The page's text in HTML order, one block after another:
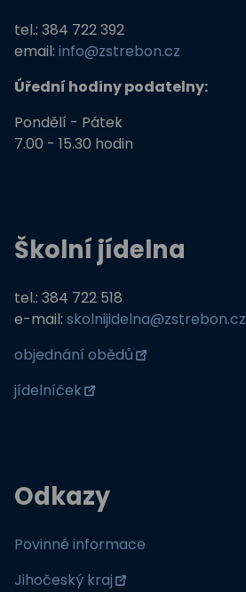
tel.: 384 722 392
email: info@zstrebon.cz
Úřední hodiny podatelny:
Pondělí - Pátek
7.00 - 15.30 hodin
Školní jídelna
tel.: 384 722 518
e-mail: skolnijidelna@zstrebon.cz
objednání obědů
jídelníček
Odkazy
Povinné informace
Jihočeský kraj